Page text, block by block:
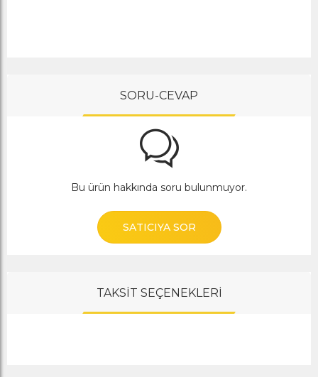
SORU-CEVAP
Bu ürün hakkında soru bulunmuyor.
SATICIYA SOR
TAKSİT SEÇENEKLERİ